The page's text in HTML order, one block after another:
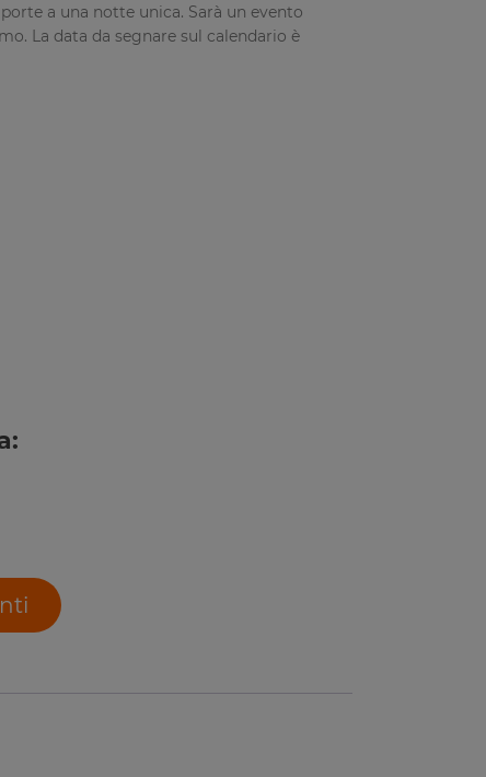
a una notte unica. Sarà un evento
La data da segnare sul calendario è